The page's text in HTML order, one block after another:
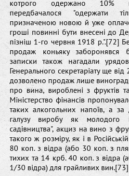
котрого одержано 10%
передбачалося "одержати
призначеною новою й уже
гроші повинні бути внесені до
пізніш 1-го червня 1918 р.".[72]
продаж коньяку заборонявся
записки також нагадали
Генерального секретаріату ще
дозволено продаж лише
про вина, вироблені з фруктів
Міністерство фінансів
таких алкогольних напоїв, а за
галузу виробу як
садівництва", акциз на вино з
такого ж розміру, як і в
80 коп. з відра (або 30 коп. з
тихих та 14 крб. 40 коп. з відра
1/30 відра) для грайливих вин.[73]